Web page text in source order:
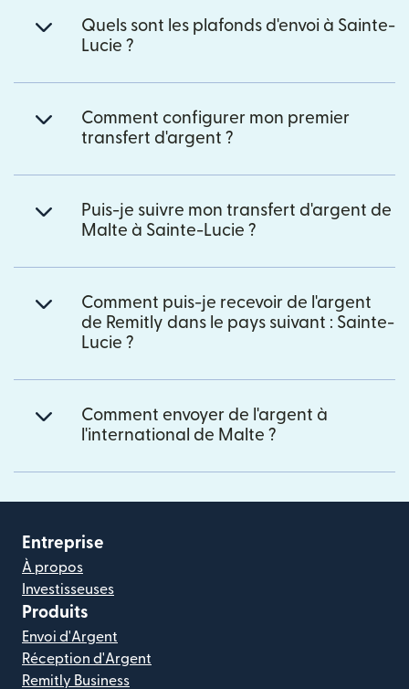
Quels sont les plafonds d'envoi à Sainte-
Lucie ?
Comment configurer mon premier
transfert d'argent ?
Puis-je suivre mon transfert d'argent de
Malte à Sainte-Lucie ?
Comment puis-je recevoir de l'argent
de Remitly dans le pays suivant : Sainte-
Lucie ?
Comment envoyer de l'argent à
l'international de Malte ?
Entreprise
À propos
Investisseuses
Produits
Envoi d'Argent
Réception d'Argent
Remitly Business